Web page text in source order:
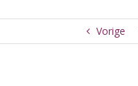
Vorige